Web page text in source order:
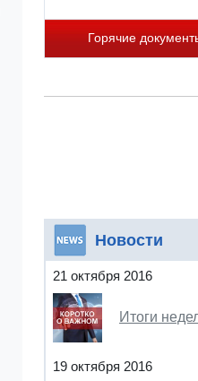
Горячие
Новости
21 октября 2016
Итоги
19 октября 2016